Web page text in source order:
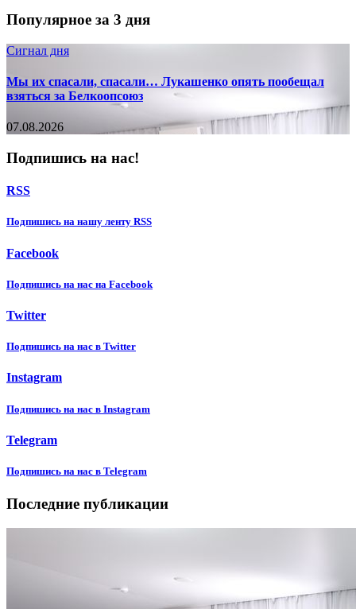
Популярное за 3 дня
Сигнал дня
Мы их спасали, спасали… Лукашенко опять пообещал
взяться за Белкоопсоюз
07.08.2026
Подпишись на нас!
RSS
Подпишиcь на нашу ленту RSS
Facebook
Подпишиcь на нас на Facebook
Twitter
Подпишиcь на нас в Twitter
Instagram
Подпишиcь на нас в Instagram
Telegram
Подпишиcь на нас в Telegram
Последние публикации